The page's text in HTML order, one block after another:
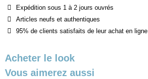
Expédition sous 1 à 2 jours ouvrés
Articles neufs et authentiques
95% de clients satisfaits de leur achat en ligne
Acheter le look
Vous aimerez aussi